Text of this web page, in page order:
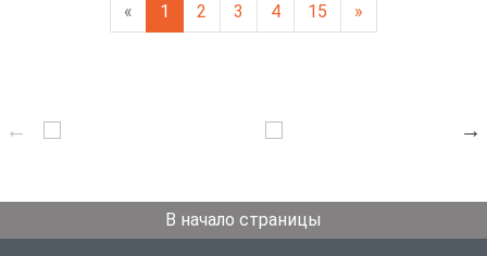
«
1 2 3 4 15 »
В начало страницы